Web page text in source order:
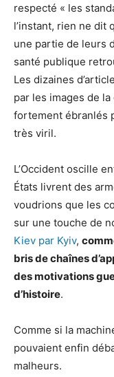
respecté « les
l’instant, rien ne dit
une partie de leurs
santé publique
Les dizaines
par les images de
fortement ébranlés
très viril.
L’Occident oscille
États livrent des
voudrions que les
sur une touche de
Kiev par Kyiv,
bris de chaînes
des motivations
d’histoire.
Comme si la
pouvaient enfin
malheurs.